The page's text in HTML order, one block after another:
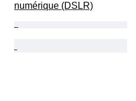
numérique (DSLR)